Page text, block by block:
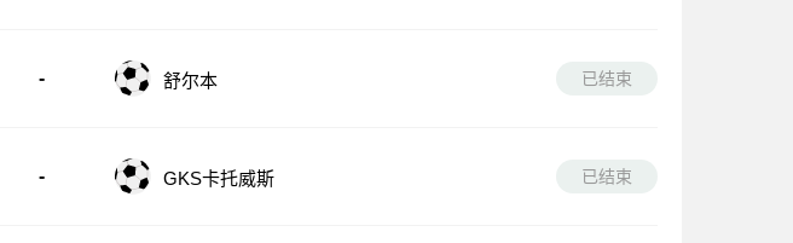
舒尔本 已结束